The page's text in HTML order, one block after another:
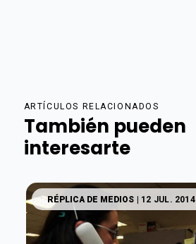
ARTÍCULOS RELACIONADOS
También pueden
interesarte
RÉPLICA DE MEDIOS | 12 JUL. 2014